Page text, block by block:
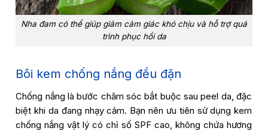
Nha đam có thể giúp giảm cảm giác khó chịu và hỗ trợ quá
trình phục hồi da
Bôi kem chống nắng đều đặn
Chống nắng là bước chăm sóc bắt buộc sau peel da, đặc
biệt khi da đang nhạy cảm. Bạn nên ưu tiên sử dụng kem
chống nắng vật lý có chỉ số SPF cao, không chứa hương